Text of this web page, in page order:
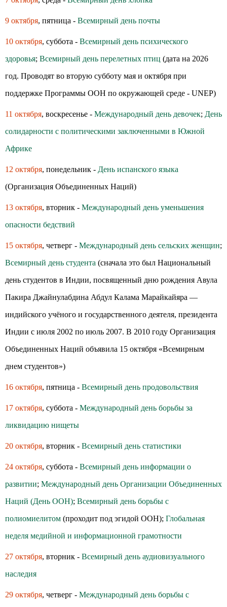
9 октября, пятница - Всемирный день почты
10 октября, суббота - Всемирный день психического
здоровья; Всемирный день перелетных птиц (дата на 2026
год. Проводят во вторую субботу мая и октября при
поддержке Программы ООН по окружающей среде - UNEP)
11 октября, воскресенье - Международный день девочек; День
солидарности с политическими заключенными в Южной
Африке
12 октября, понедельник - День испанского языка
(Организация Объединенных Наций)
13 октября, вторник - Международный день уменьшения
опасности бедствий
15 октября, четверг - Международный день сельских женщин;
Всемирный день студента (сначала это был Национальный
день студентов в Индии, посвященный дню рождения Авула
Пакира Джайнулабдина Абдул Калама Марайкайяра —
индийского учёного и государственного деятеля, президента
Индии с июля 2002 по июль 2007. В 2010 году Организация
Объединенных Наций объявила 15 октября «Всемирным
днем студентов»)
16 октября, пятница - Всемирный день продовольствия
17 октября, суббота - Международный день борьбы за
ликвидацию нищеты
20 октября, вторник - Всемирный день статистики
24 октября, суббота - Всемирный день информации о
развитии; Международный день Организации Объединенных
Наций (День ООН); Всемирный день борьбы с
полиомиелитом (проходит под эгидой ООН); Глобальная
неделя медийной и информационной грамотности
27 октября, вторник - Всемирный день аудиовизуального
наследия
29 октября, четверг - Международный день борьбы с